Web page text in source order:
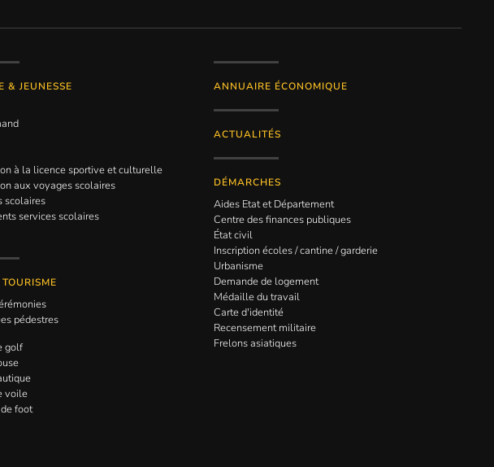
& JEUNESSE
à la licence sportive et culturelle
aux voyages scolaires
scolaires
services scolaires
pédestres
golf
voile
foot
ANNUAIRE ÉCONOMIQUE
ACTUALITÉS
DÉMARCHES
Aides Etat et Département
Centre des finances publiques
État civil
Inscription écoles / cantine / garderie
Urbanisme
Demande de logement
Médaille du travail
Carte d'identité
Recensement militaire
Frelons asiatiques